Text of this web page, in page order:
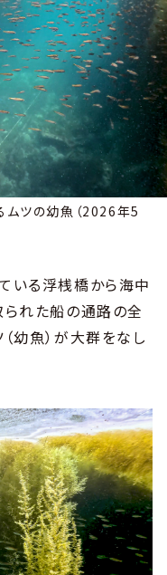
ムツの幼魚（2026年5
いる浮桟橋から海中
られた船の通路の全
幼魚）が大群をなし